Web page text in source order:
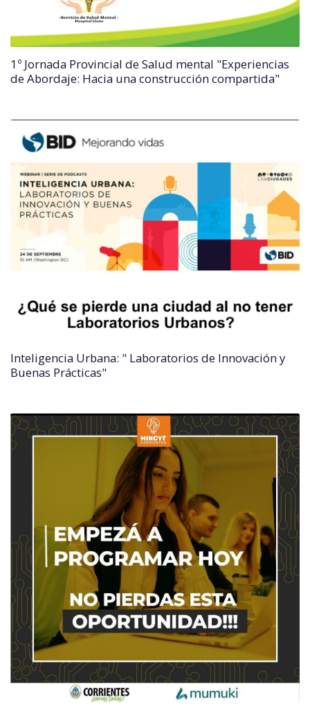
1º Jornada Provincial de Salud mental "Experiencias
de Abordaje: Hacia una construcción compartida"
Inteligencia Urbana: " Laboratorios de Innovación y
Buenas Prácticas"